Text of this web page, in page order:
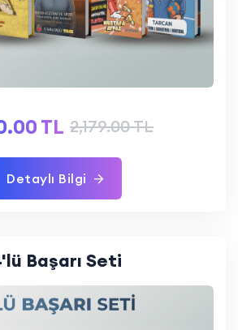
TL 2,179.00 TL
Detaylı Bilgi
Başarı Seti